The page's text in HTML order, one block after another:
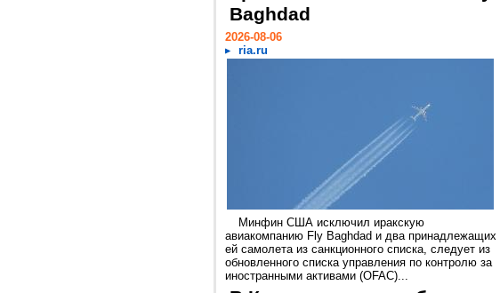
Baghdad
2026-08-06
ria.ru
Минфин США исключил иракскую
авиакомпанию Fly Baghdad и два принадлежащих
ей самолета из санкционного списка, следует из
обновленного списка управления по контролю за
иностранными активами (OFAC)...